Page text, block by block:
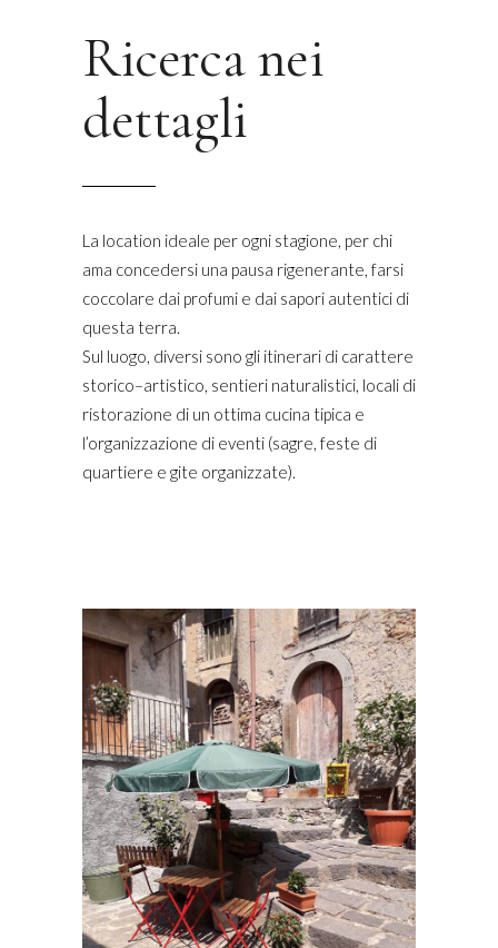
Ricerca nei
dettagli
La location ideale per ogni stagione, per chi
ama concedersi una pausa rigenerante, farsi
coccolare dai profumi e dai sapori autentici di
questa terra.
Sul luogo, diversi sono gli itinerari di carattere
storico–artistico, sentieri naturalistici, locali di
ristorazione di un ottima cucina tipica e
l’organizzazione di eventi (sagre, feste di
quartiere e gite organizzate).